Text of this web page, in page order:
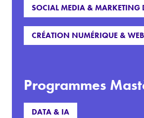
SOCIAL MEDIA & MARKETING
CRÉATION NUMÉRIQUE &
Programmes
DATA & IA